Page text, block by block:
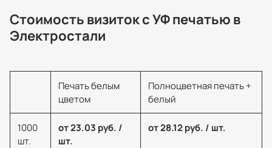
Стоимость визиток с УФ печатью в
Электростали
Печать белым
цветом
Полноцветная печать +
белый
1000
шт.
от 23.03 руб. /
шт.
от 28.12 руб. / шт.